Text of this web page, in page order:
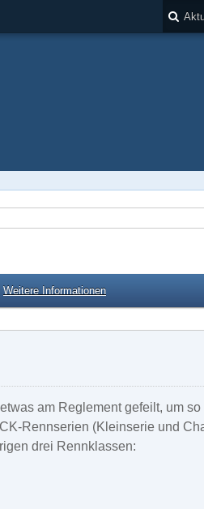
Weitere Informationen
am Reglement gefeilt, um
Rennserien (Kleinserie und
drei Rennklassen: